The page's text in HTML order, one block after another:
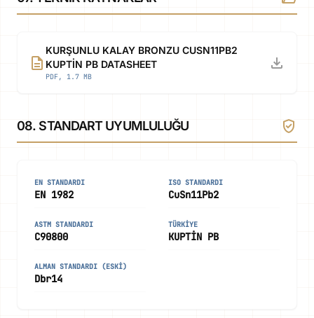
description
KURŞUNLU KALAY BRONZU CUSN11PB2
KUPTİN PB DATASHEET
PDF, 1.7 MB
download
08. STANDART UYUMLULUĞU verified_user
EN STANDARDI
EN 1982
ISO STANDARDI
CuSn11Pb2
ASTM STANDARDI
C90800
TÜRKIYE
KUPTİN PB
ALMAN STANDARDI (ESKI)
Dbr14